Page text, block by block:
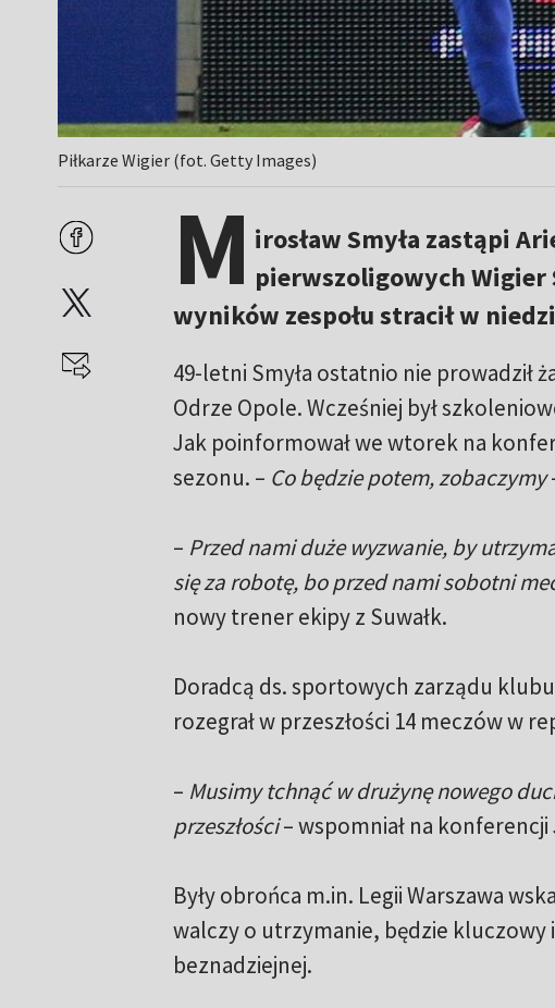
Piłkarze Wigier (fot. Getty Images)
M irosław Smyła zastąpi
pierwszoligowych Wigier
wyników zespołu stracił w
49-letni Smyła ostatnio nie prowadził
Odrze Opole. Wcześniej był
Jak poinformował we wtorek na
sezonu. – Co będzie potem, zobaczymy
– Przed nami duże wyzwanie, by
się za robotę, bo przed nami sobotni
nowy trener ekipy z Suwałk.
Doradcą ds. sportowych zarządu
rozegrał w przeszłości 14 meczów w
– Musimy tchnąć w drużynę nowego
przeszłości– wspomniał na konferencji
Były obrońca m.in. Legii Warszawa
walczy o utrzymanie, będzie kluczowy
beznadziejnej.